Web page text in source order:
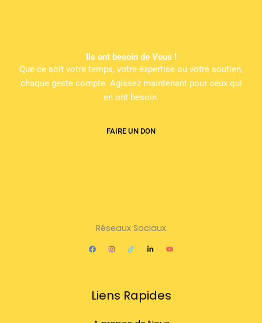
Ils ont besoin de Vous !
Que ce soit votre temps, votre expertise ou votre soutien,
chaque geste compte. Agissez maintenant pour ceux qui
en ont besoin.
FAIRE UN DON
Réseaux Sociaux
Liens Rapides